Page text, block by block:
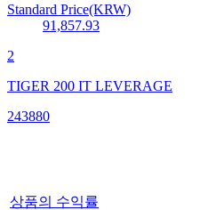
Standard Price(KRW)
91,857.93
2
TIGER 200 IT LEVERAGE
243880
상품의 수익률